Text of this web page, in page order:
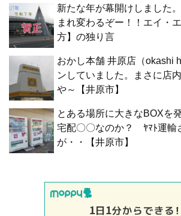
新たな年が幕開けしました
まれ変わるぞー！！エイ・
方】の独り言
おかし本舗 井原店（okashi
ンしていました。まさに店
や～【井原市】
とある場所に大きなBOXを
宅配〇〇なのか？ ﾔﾏﾄ運輸
が・・【井原市】